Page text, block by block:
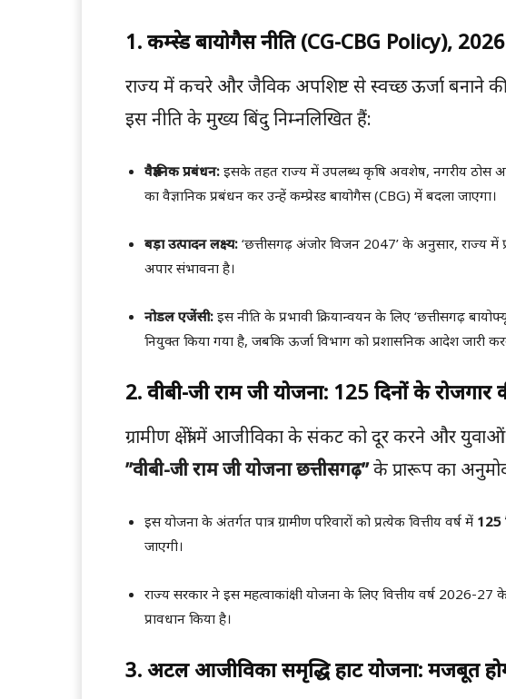
1. कम्प्रेस्ड बायोगैस नीति (CG-CBG Policy),
राज्य में कचरे और जैविक अपशिष्ट से स्वच्छ ऊर्जा बनाने
इस नीति के मुख्य बिंदु निम्नलिखित हैं:
वैज्ञानिक प्रबंधन: इसके तहत राज्य में उपलब्ध कृषि अवशेष, नगरीय ठोस
का वैज्ञानिक प्रबंधन कर उन्हें कम्प्रेस्ड बायोगैस (CBG) में बदला जाएगा।
बड़ा उत्पादन लक्ष्य: ‘छत्तीसगढ़ अंजोर विजन 2047’ के अनुसार, राज्य में
अपार संभावना है।
नोडल एजेंसी: इस नीति के प्रभावी क्रियान्वयन के लिए ‘छत्तीसगढ़
नियुक्त किया गया है, जबकि ऊर्जा विभाग को प्रशासनिक आदेश जारी
2. वीबी-जी राम जी योजना: 125 दिनों के रोजगार
ग्रामीण क्षेत्रों में आजीविका के संकट को दूर करने और
’’वीबी-जी राम जी योजना छत्तीसगढ़’’के प्रारूप का
इस योजना के अंतर्गत पात्र ग्रामीण परिवारों को प्रत्येक वित्तीय वर्ष में 125
जाएगी।
राज्य सरकार ने इस महत्वाकांक्षी योजना के लिए वित्तीय वर्ष 2026-
प्रावधान किया है।
3. अटल आजीविका समृद्धि हाट योजना: मजबूत